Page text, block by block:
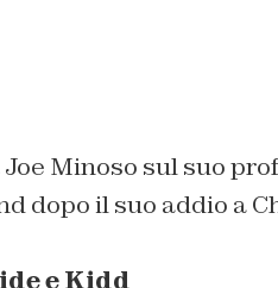
Minoso sul suo
dopo il suo addio a
e Kidd